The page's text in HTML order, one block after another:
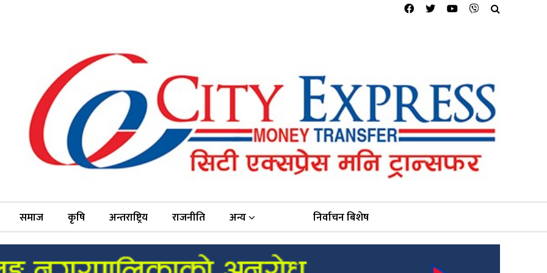
समाज कृषि अन्तराष्ट्रिय राजनीति अन्य निर्वाचन बिशेष